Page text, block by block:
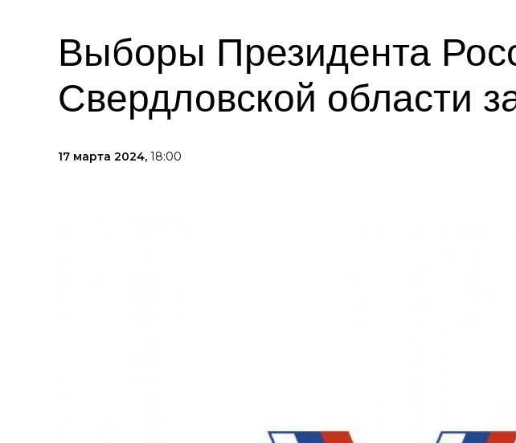
Выборы Президента
Свердловской области
17 марта 2024, 18:00